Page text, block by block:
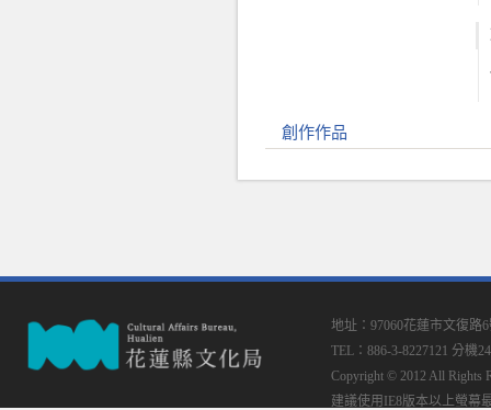
創作作品
地址：97060花蓮市文復路
TEL：886-3-8227121 分機
Copyright © 2012 All Rights
建議使用IE8版本以上螢幕